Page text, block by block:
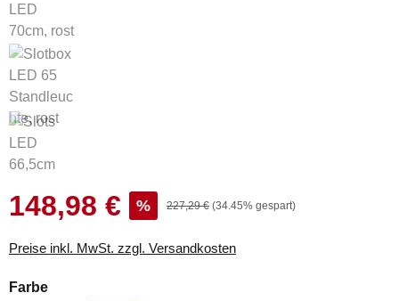
Verkaufspreis:
148,98 € % Regulärer Preis:
227,29 € (34.45% gespart)
Preise inkl. MwSt. zzgl. Versandkosten
Farbeauswählen